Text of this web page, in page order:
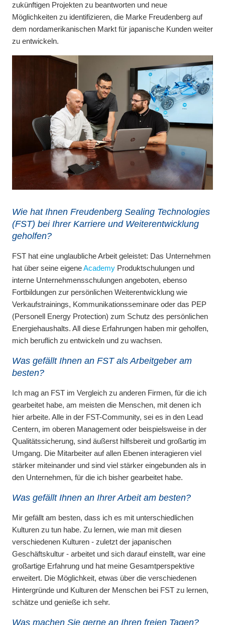
zukünftigen Projekten zu beantworten und neue
Möglichkeiten zu identifizieren, die Marke Freudenberg auf
dem nordamerikanischen Markt für japanische Kunden weiter
zu entwickeln.
Wie hat Ihnen Freudenberg Sealing Technologies
(FST) bei Ihrer Karriere und Weiterentwicklung
geholfen?
FST hat eine unglaubliche Arbeit geleistet: Das Unternehmen
hat über seine eigeneAcademy Produktschulungen und
interne Unternehmensschulungen angeboten, ebenso
Fortbildungen zur persönlichen Weiterentwicklung wie
Verkaufstrainings, Kommunikationsseminare oder das PEP
(Personell Energy Protection) zum Schutz des persönlichen
Energiehaushalts. All diese Erfahrungen haben mir geholfen,
mich beruflich zu entwickeln und zu wachsen.
Was gefällt Ihnen an FST als Arbeitgeber am
besten?
Ich mag an FST im Vergleich zu anderen Firmen, für die ich
gearbeitet habe, am meisten die Menschen, mit denen ich
hier arbeite. Alle in der FST-Community, sei es in den Lead
Centern, im oberen Management oder beispielsweise in der
Qualitätssicherung, sind äußerst hilfsbereit und großartig im
Umgang. Die Mitarbeiter auf allen Ebenen interagieren viel
stärker miteinander und sind viel stärker eingebunden als in
den Unternehmen, für die ich bisher gearbeitet habe.
Was gefällt Ihnen an Ihrer Arbeit am besten?
Mir gefällt am besten, dass ich es mit unterschiedlichen
Kulturen zu tun habe. Zu lernen, wie man mit diesen
verschiedenen Kulturen - zuletzt der japanischen
Geschäftskultur - arbeitet und sich darauf einstellt, war eine
großartige Erfahrung und hat meine Gesamtperspektive
erweitert. Die Möglichkeit, etwas über die verschiedenen
Hintergründe und Kulturen der Menschen bei FST zu lernen,
schätze und genieße ich sehr.
Was machen Sie gerne an Ihren freien Tagen?